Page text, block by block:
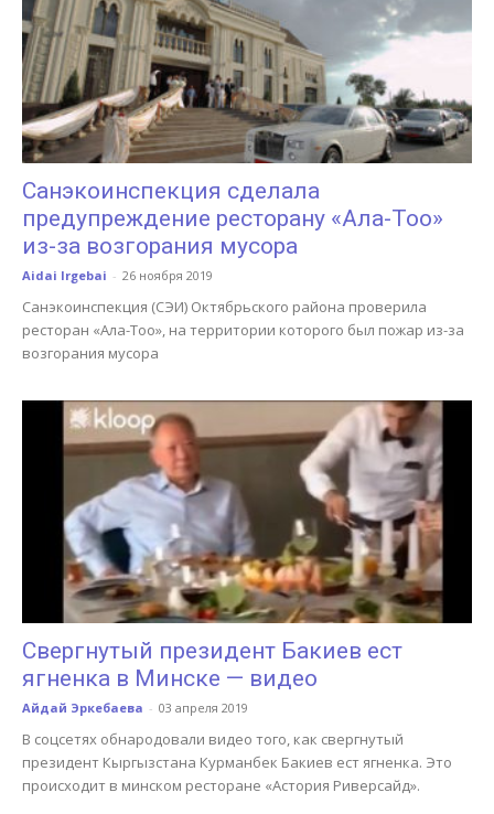
Санэкоинспекция сделала
предупреждение ресторану «Ала-Тоо»
из-за возгорания мусора
Aidai Irgebai - 26 ноября 2019
Санэкоинспекция (СЭИ) Октябрьского района проверила
ресторан «Ала-Тоо», на территории которого был пожар из-за
возгорания мусора
Свергнутый президент Бакиев ест
ягненка в Минске — видео
Айдай Эркебаева - 03 апреля 2019
В соцсетях обнародовали видео того, как свергнутый
президент Кыргызстана Курманбек Бакиев ест ягненка. Это
происходит в минском ресторане «Астория Риверсайд».